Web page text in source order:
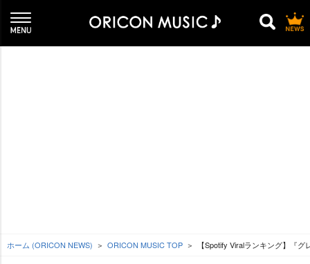
ホーム (ORICON NEWS) ORICON MUSIC TOP 【Spotify Viralランキング】『